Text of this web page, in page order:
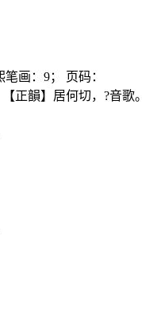
画：9； 页码：
正韻】居何切，?音歌。